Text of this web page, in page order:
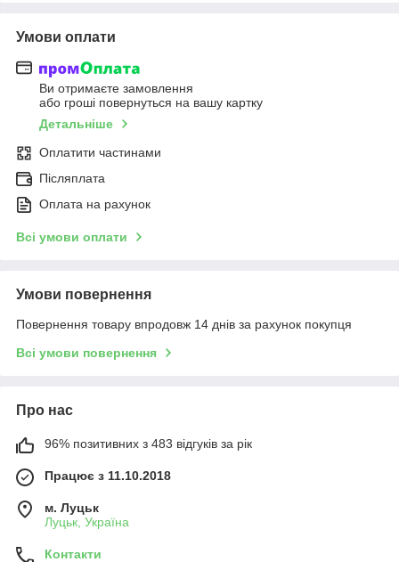
Умови оплати
Ви отримаєте замовлення
або гроші повернуться на вашу картку
Детальніше
Оплатити частинами
Післяплата
Оплата на рахунок
Всі умови оплати
Умови повернення
Повернення товару впродовж 14 днів за рахунок покупця
Всі умови повернення
Про нас
96% позитивних з 483 відгуків за рік
Працює з 11.10.2018
м. Луцьк
Луцьк, Україна
Контакти